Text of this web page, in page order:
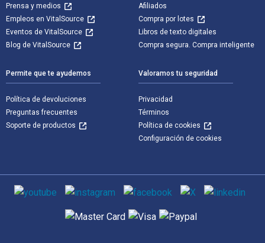
Prensa y medios
Empleos en VitalSource
Eventos de VitalSource
Blog de VitalSource
Afiliados
Compra por lotes
Libros de texto digitales
Compra segura. Compra inteligente
Permite que te ayudemos
Política de devoluciones
Preguntas frecuentes
Soporte de productos
Valoramos tu seguridad
Privacidad
Términos
Política de cookies
Configuración de cookies
Medios de comunicación social
Métodos de pago admitidos